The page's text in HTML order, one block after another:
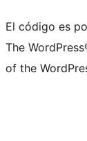
El código es
The
of the